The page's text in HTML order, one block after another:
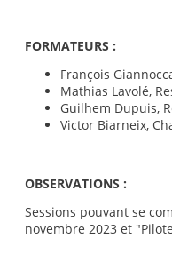
FORMATEURS :
François
Mathias Lavolé,
Guilhem Dupuis,
Victor Biarneix,
OBSERVATIONS :
Sessions pouvant se
novembre 2023 et